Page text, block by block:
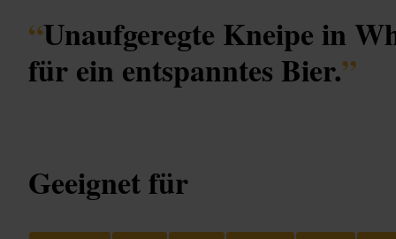
“Unaufgeregte Kneipe in
für ein entspanntes Bier.”
Geeignet für